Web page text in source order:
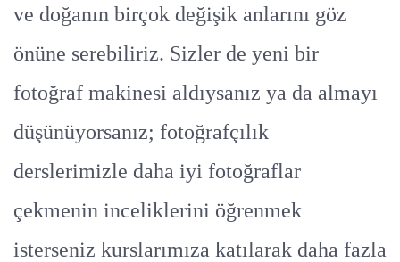
ve doğanın birçok değişik anlarını göz
önüne serebiliriz. Sizler de yeni bir
fotoğraf makinesi aldıysanız ya da almayı
düşünüyorsanız; fotoğrafçılık
derslerimizle daha iyi fotoğraflar
çekmenin inceliklerini öğrenmek
isterseniz kurslarımıza katılarak daha fazla